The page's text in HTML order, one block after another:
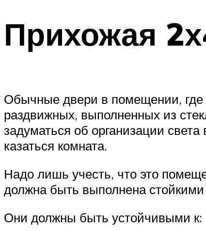
Прихожая
Обычные двери в помещении, где
раздвижных, выполненных из
задуматься об организации
казаться комната.
Надо лишь учесть, что это
должна быть выполнена
Они должны быть устойчивыми к: